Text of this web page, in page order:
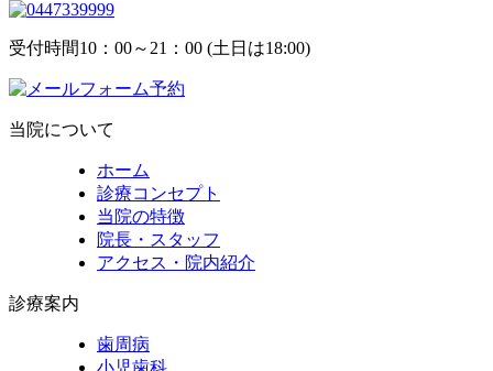
受付時間10：00～21：00 (土日は18:00)
当院について
ホーム
診療コンセプト
当院の特徴
院長・スタッフ
アクセス・院内紹介
診療案内
歯周病
小児歯科